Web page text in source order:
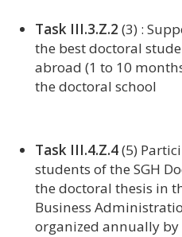
Task III.3.Z.2 (3) :
the best doctoral
abroad (1 to 10
the doctoral school
Task III.4.Z.4(5)
students of the SGH
the doctoral thesis in
Business
organized annually by